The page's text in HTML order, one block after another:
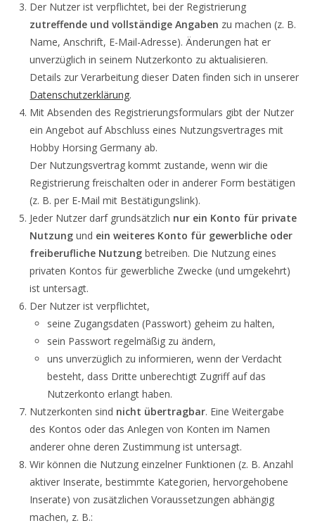
Der Nutzer ist verpflichtet, bei der Registrierung
zutreffende und vollständige Angaben zu machen (z. B.
Name, Anschrift, E-Mail-Adresse). Änderungen hat er
unverzüglich in seinem Nutzerkonto zu aktualisieren.
Details zur Verarbeitung dieser Daten finden sich in unserer
Datenschutzerklärung.
Mit Absenden des Registrierungsformulars gibt der Nutzer
ein Angebot auf Abschluss eines Nutzungsvertrages mit
Hobby Horsing Germany ab.
Der Nutzungsvertrag kommt zustande, wenn wir die
Registrierung freischalten oder in anderer Form bestätigen
(z. B. per E-Mail mit Bestätigungslink).
Jeder Nutzer darf grundsätzlich nur ein Konto für private
Nutzung und ein weiteres Konto für gewerbliche oder
freiberufliche Nutzung betreiben. Die Nutzung eines
privaten Kontos für gewerbliche Zwecke (und umgekehrt)
ist untersagt.
Der Nutzer ist verpflichtet,
seine Zugangsdaten (Passwort) geheim zu halten,
sein Passwort regelmäßig zu ändern,
uns unverzüglich zu informieren, wenn der Verdacht
besteht, dass Dritte unberechtigt Zugriff auf das
Nutzerkonto erlangt haben.
Nutzerkonten sind nicht übertragbar. Eine Weitergabe
des Kontos oder das Anlegen von Konten im Namen
anderer ohne deren Zustimmung ist untersagt.
Wir können die Nutzung einzelner Funktionen (z. B. Anzahl
aktiver Inserate, bestimmte Kategorien, hervorgehobene
Inserate) von zusätzlichen Voraussetzungen abhängig
machen, z. B.: